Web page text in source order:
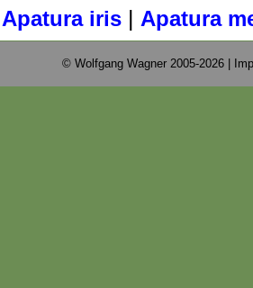
Apatura iris | Apatura
© Wolfgang Wagner 2005-2026 |